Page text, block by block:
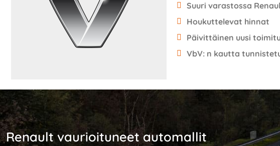
Suuri varastossa
Houkuttelevat hinnat
Päivittäinen uusi
VbV: n kautta
Renault vaurioituneet automallit